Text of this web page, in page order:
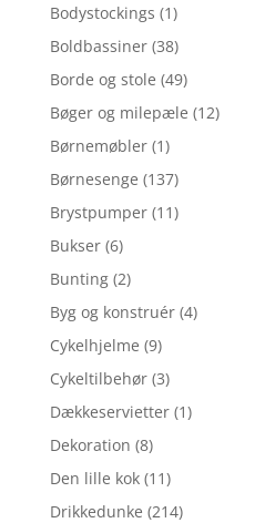
Bodystockings (1)
Boldbassiner (38)
Borde og stole (49)
Bøger og milepæle (12)
Børnemøbler (1)
Børnesenge (137)
Brystpumper (11)
Bukser (6)
Bunting (2)
Byg og konstruér (4)
Cykelhjelme (9)
Cykeltilbehør (3)
Dækkeservietter (1)
Dekoration (8)
Den lille kok (11)
Drikkedunke (214)